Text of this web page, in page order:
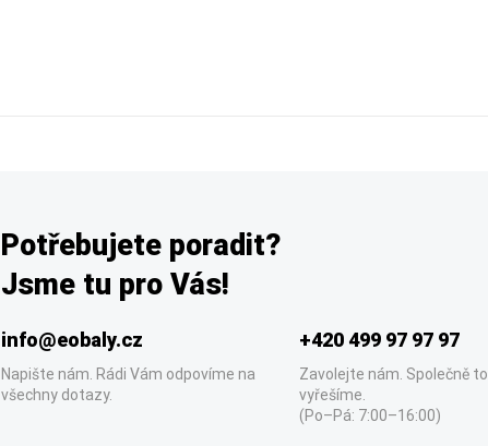
Potřebujete poradit?
Jsme tu pro Vás!
info@eobaly.cz
Napište nám. Rádi Vám odpovíme na
všechny dotazy.
+420 499 97 97 97
Zavolejte nám. Společně to
vyřešíme.
(Po–Pá: 7:00–16:00)